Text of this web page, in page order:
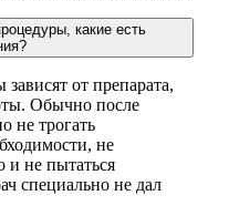
какие есть
от препарата,
Обычно после
не трогать
не
и не пытаться
специально не дал